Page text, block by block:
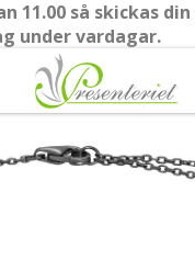
11.00 så skickas
under vardagar.